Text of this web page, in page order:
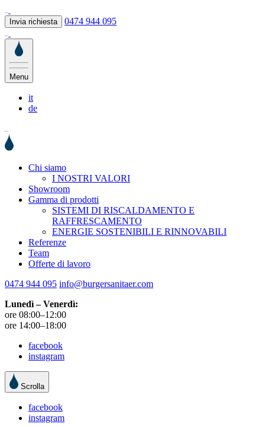
Invia richiesta 0474 944 095
Menu
it
de
Chi siamo
I NOSTRI VALORI
Showroom
Gamma di prodotti
SISTEMI DI RISCALDAMENTO E
RAFFRESCAMENTO
ENERGIE SOSTENIBILI E RINNOVABILI
Referenze
Team
Offerte di lavoro
0474 944 095 info@burgersanitaer.com
Lunedì – Venerdì:
ore 08:00–12:00
ore 14:00–18:00
facebook
instagram
Scrolla
facebook
instagram